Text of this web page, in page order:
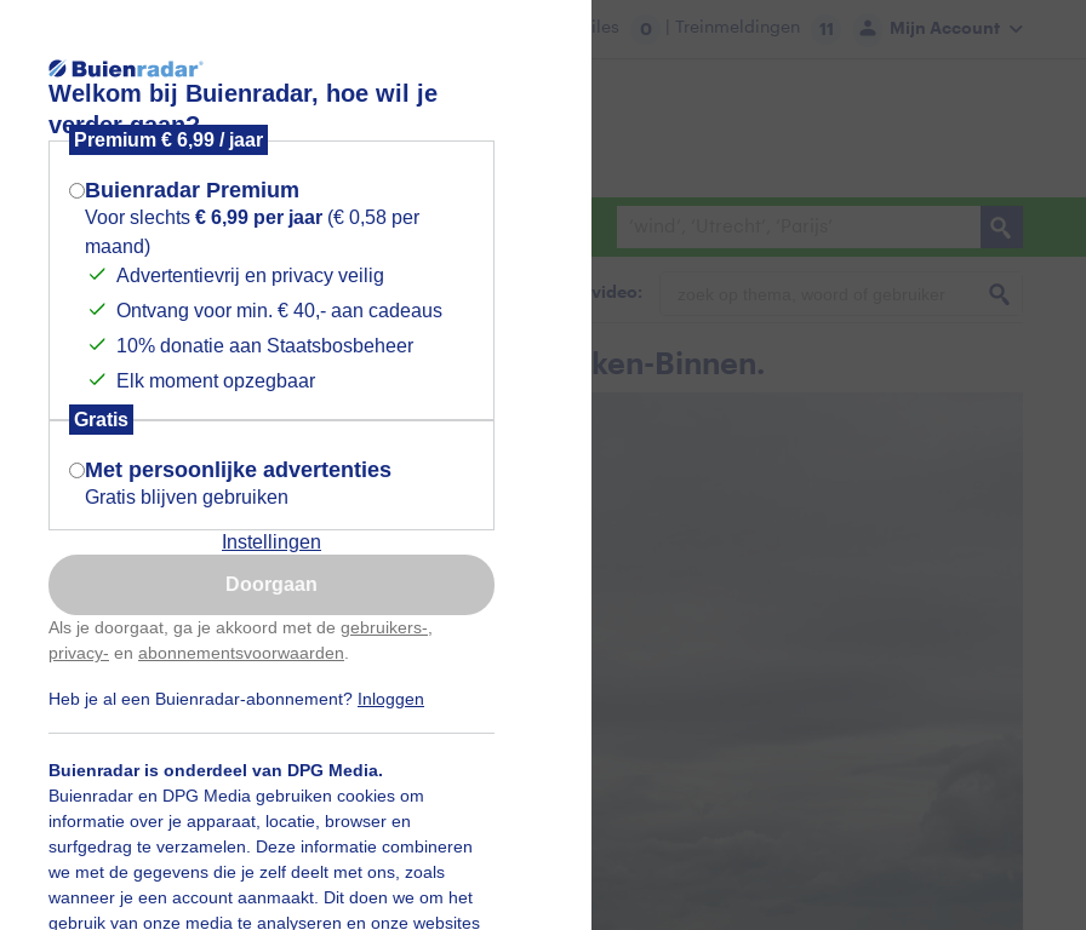
Welkom bij Buienradar, hoe wil je
verder gaan?
Premium € 6,99 / jaar
Buienradar Premium
Voor slechts € 6,99 per jaar (€ 0,58 per
maand)
Advertentievrij en privacy veilig
Ontvang voor min. € 40,- aan cadeaus
10% donatie aan Staatsbosbeheer
Elk moment opzegbaar
Gratis
Met persoonlijke advertenties
Gratis blijven gebruiken
Instellingen
Doorgaan
Als je doorgaat, ga je akkoord met de gebruikers-
privacy- en abonnementsvoorwaarden
Heb je al een Buienradar-abonnement? Inloggen
Buienradar is onderdeel van DPG Media.
Buienradar en DPG Media gebruiken cookies om
informatie over je apparaat, locatie, browser en
surfgedrag te verzamelen. Deze informatie combineren
we met de gegevens die je zelf deelt met ons, zoals
wanneer je een account aanmaakt. Dit doen we om het
gebruik van onze media te analyseren en onze websites
Mijn Account
Files 0 | Treinmeldingen 11
Foto en video Weerzine
Zoeken in foto & video:
lucht boven Krommenie, vanuit Marken-Binnen.
Mogen we je locatie gebruiken voor
het weer?
Indien je hier nog geen akkoord op hebt
gegeven, verschijnt er zo een pop-up uit
je browser waarin deze toestemming
gevraagd wordt.
Is goed, toon de popup
Nu niet, misschien later
Gebruik je Safari en wil je niet elke dag deze pop-up
Klikhierom dit aan te passen